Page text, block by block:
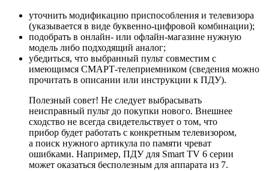
уточнить модификацию приспособления и телевизора
(указывается в виде буквенно-цифровой комбинации);
подобрать в онлайн- или офлайн-магазине нужную
модель либо подходящий аналог;
убедиться, что выбранный пульт совместим с
имеющимся СМАРТ-телеприемником (сведения можно
прочитать в описании или инструкции к ПДУ).
Полезный совет! Не следует выбрасывать
неисправный пульт до покупки нового. Внешнее
сходство не всегда свидетельствует о том, что
прибор будет работать с конкретным телевизором,
а поиск нужного артикула по памяти чреват
ошибками. Например, ПДУ для Smart TV 6 серии
может оказаться бесполезным для аппарата из 7.